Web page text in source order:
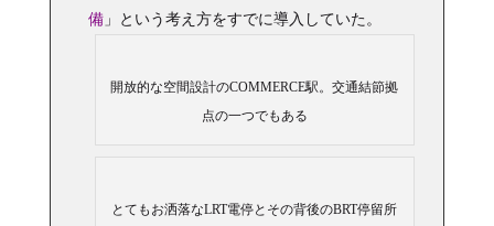
備」という考え方をすでに導入していた。
開放的な空間設計のCOMMERCE駅。交通結節拠
点の一つでもある
とてもお洒落なLRT電停とその背後のBRT停留所